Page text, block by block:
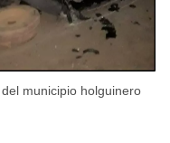
municipio holguinero